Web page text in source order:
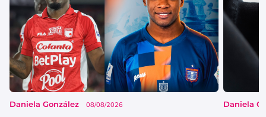
Daniela González 08/08/2026 Daniela